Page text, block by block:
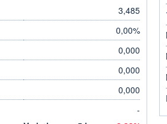
3,485
0,00%
0,000
0,000
0,000
-